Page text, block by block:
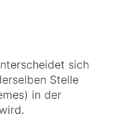
sich
Stelle
in der